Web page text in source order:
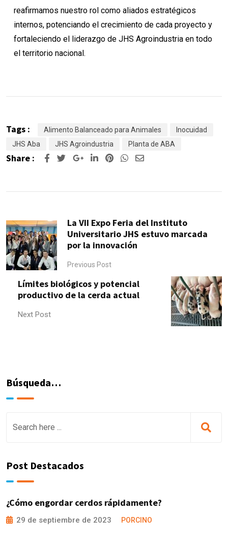
reafirmamos nuestro rol como aliados estratégicos
internos, potenciando el crecimiento de cada proyecto y
fortaleciendo el liderazgo de JHS Agroindustria en todo
el territorio nacional.
Tags : Alimento Balanceado para Animales
Inocuidad
JHS Aba
JHS Agroindustria Planta de ABA
Share :
La VII Expo Feria del Instituto
Universitario JHS estuvo marcada
por la innovación
Previous Post
Límites biológicos y potencial
productivo de la cerda actual
Next Post
Búsqueda…
Post Destacados
¿Cómo engordar cerdos rápidamente?
29 de septiembre de 2023 PORCINO